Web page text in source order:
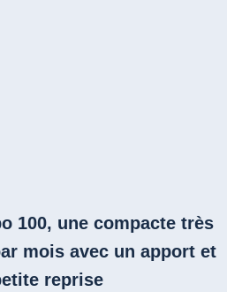
100, une compacte très
mois avec un apport et
reprise